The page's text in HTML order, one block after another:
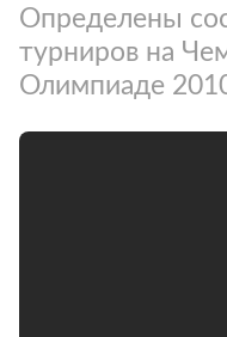
Определены
турниров на
Олимпиаде